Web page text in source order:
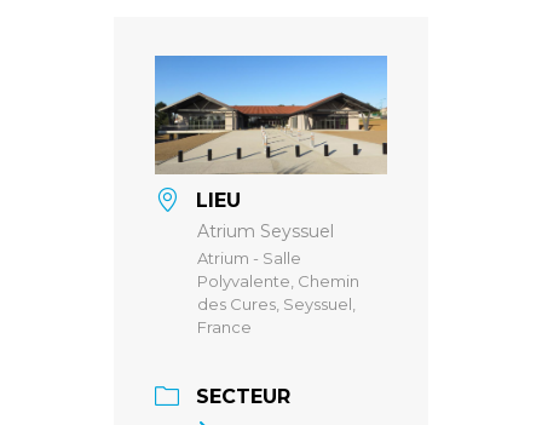
LIEU
Atrium Seyssuel
Atrium - Salle
Polyvalente, Chemin
des Cures, Seyssuel,
France
SECTEUR